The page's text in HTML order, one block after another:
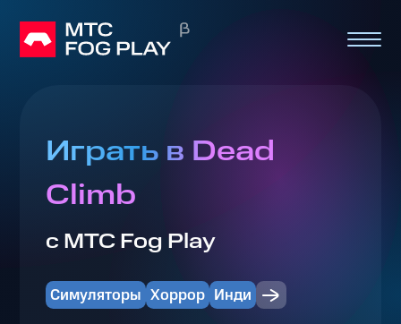
Играть в Dead
Climb
с МТС Fog Play
Симуляторы Хоррор Инди